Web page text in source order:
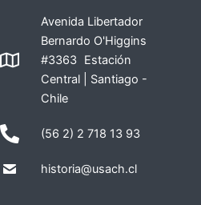
Avenida Libertador
Bernardo O'Higgins
#3363 Estación
Central | Santiago -
Chile
(56 2) 2 718 13 93
historia@usach.cl